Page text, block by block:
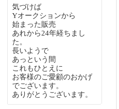
気づけば
Yオークションから
始まった販売
あれから24年経ちまし
た。
長いようで
あっという間
これもひとえに
お客様のご愛顧のおかげ
でございます。
ありがとうございます。